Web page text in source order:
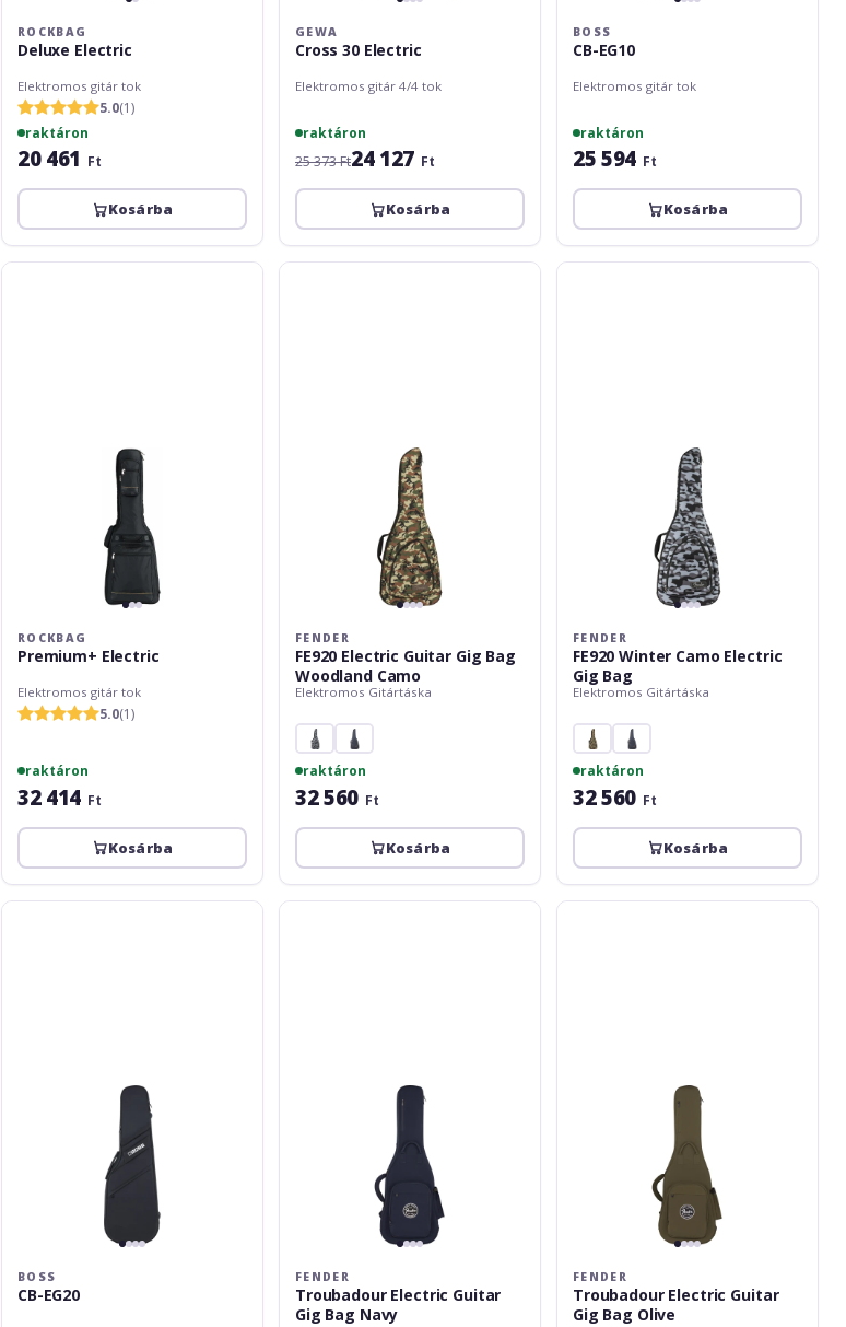
ROCKBAG
Deluxe Electric
Elektromos gitár tok
5.0(1)
raktáron
20 461 Ft
Kosárba
GEWA
Cross 30 Electric
Elektromos gitár 4/4 tok
raktáron
25 373 Ft24 127 Ft
Kosárba
BOSS
CB-EG10
Elektromos gitár tok
raktáron
25 594 Ft
Kosárba
RockBag
ROCKBAG
Premium+ Electric
Elektromos gitár tok
5.0(1)
raktáron
32 414 Ft
Kosárba
Fender
FENDER
FE920 Electric Guitar Gig Bag
Woodland Camo
Elektromos Gitártáska
raktáron
32 560 Ft
Kosárba
Fender
FENDER
FE920 Winter Camo Electric
Gig Bag
Elektromos Gitártáska
raktáron
32 560 Ft
Kosárba
Boss
BOSS
CB-EG20
Fender
FENDER
Troubadour Electric Guitar
Gig Bag Navy
Fender
FENDER
Troubadour Electric Guitar
Gig Bag Olive